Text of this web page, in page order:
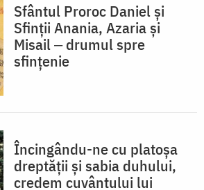
Sfântul Proroc Daniel și
Sfinții Anania, Azaria și
Misail ‒ drumul spre
sfințenie
Încingându-ne cu platoșa
dreptății și sabia duhului,
credem cuvântului lui